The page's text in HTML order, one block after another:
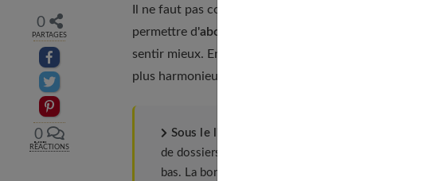
0
PARTAGES
Partager sur facebook
Partager sur Twitter
Epingler sur Pinterest
0
RÉACTIONS
Il ne faut pas confondre le Feng Shui avec le
permettre d'aborder plus efficacement cet art
sentir mieux. En réaménageant, en donnant en jetant,
plus harmonieusement :
Sous le lit
de dossiers et de vieux journaux. Laissez l'air
bas. La bonne hauteur : au moins 45 cm. Vous